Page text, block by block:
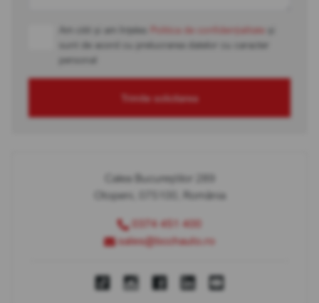
Am citit și am înțeles Politica de confidențialitate
sunt de acord cu prelucrarea datelor cu caracter
personal
Trimite solicitarea
Calea Bucureștilor 289
Otopeni, 075100, România
0374 451 400
sales@bcchauto.ro